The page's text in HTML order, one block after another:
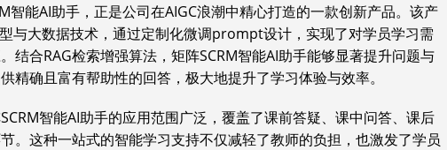
智能AI助手，正是公司在AIGC浪潮中精心打造的一款创新产品。该产
与大数据技术，通过定制化微调prompt设计，实现了对学员学习需
结合RAG检索增强算法，矩阵SCRM智能AI助手能够显著提升问题与
精确且富有帮助性的回答，极大地提升了学习体验与效率。
智能AI助手的应用范围广泛，覆盖了课前答疑、课中问答、课后
。这种一站式的智能学习支持不仅减轻了教师的负担，也激发了学员